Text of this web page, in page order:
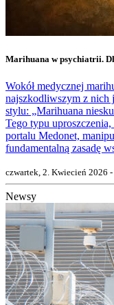
Marihuana w psychiatrii.
Wokół medycznej
najszkodliwszym z nich
stylu: „Marihuana
Tego typu
portalu Medonet,
fundamentalną zasadę
czwartek, 2. Kwiecień 2026
Newsy